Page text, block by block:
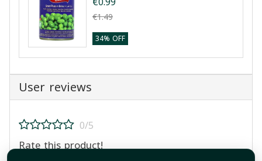
€1.49
34% OFF
User reviews
0/5
Rate this product!